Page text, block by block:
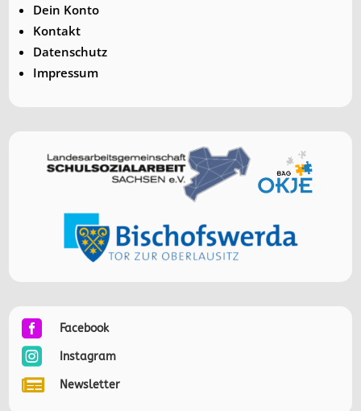
Dein Konto
Kontakt
Datenschutz
Impressum
 Facebook
 Instagram
 Newsletter